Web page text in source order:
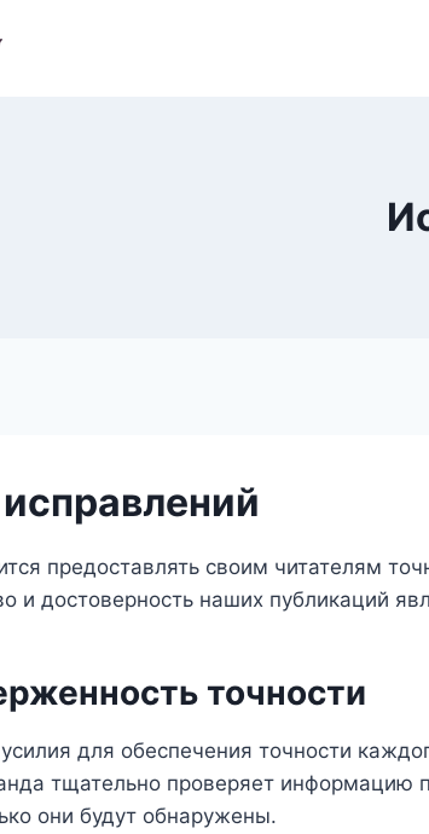
предоставлять своим читателям
и достоверность наших публикаций
точности
для обеспечения точности
тщательно проверяет
они будут обнаружены.